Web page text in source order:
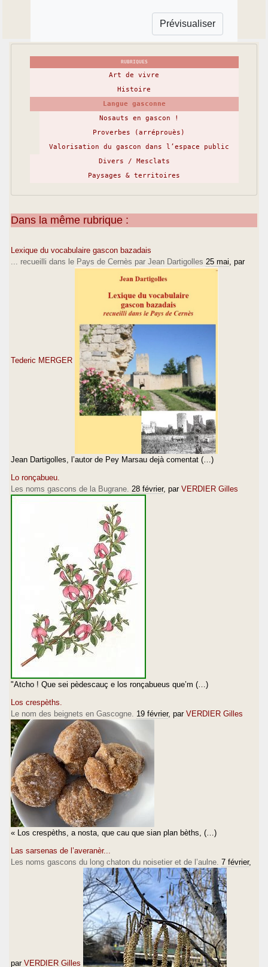
RUBRIQUES
Art de vivre
Histoire
Langue gasconne
Nosauts en gascon !
Proverbes (arréprouès)
Valorisation du gascon dans l’espace public
Divers / Mesclats
Paysages & territoires
Dans la même rubrique :
Lexique du vocabulaire gascon bazadais
... recueilli dans le Pays de Cernès par Jean Dartigolles 25 mai , par
Tederic MERGER
Jean Dartigolles, l’autor de Pey Marsau dejà comentat (…)
Lo ronçabueu.
Les noms gascons de la Bugrane. 28 février, par VERDIER Gilles
"Atcho ! Que sei pèdescauç e los ronçabueus que’m (…)
Los crespèths.
Le nom des beignets en Gascogne. 19 février, par VERDIER Gilles
« Los crespèths, a nosta, que cau que sian plan bèths, (…)
Las sarsenas de l’averanèr...
Les noms gascons du long chaton du noisetier et de l’aulne. 7 février,
par VERDIER Gilles